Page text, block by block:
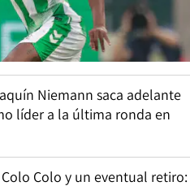
Niemann saca adelante
líder a la última ronda en
Colo y un eventual retiro: